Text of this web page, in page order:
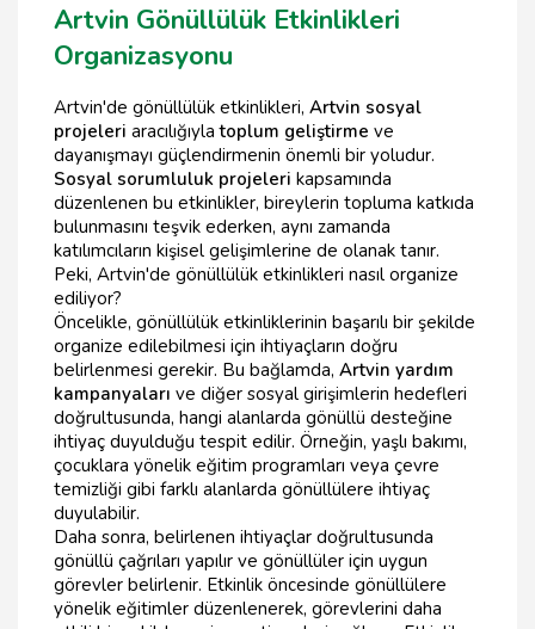
Artvin Gönüllülük Etkinlikleri
Organizasyonu
Artvin'de gönüllülük etkinlikleri, Artvin sosyal
projeleri aracılığıylatoplum geliştirme ve
dayanışmayı güçlendirmenin önemli bir yoludur.
Sosyal sorumluluk projeleri kapsamında
düzenlenen bu etkinlikler, bireylerin topluma katkıda
bulunmasını teşvik ederken, aynı zamanda
katılımcıların kişisel gelişimlerine de olanak tanır.
Peki, Artvin'de gönüllülük etkinlikleri nasıl organize
ediliyor?
Öncelikle, gönüllülük etkinliklerinin başarılı bir şekilde
organize edilebilmesi için ihtiyaçların doğru
belirlenmesi gerekir. Bu bağlamda, Artvin yardım
kampanyaları ve diğer sosyal girişimlerin hedefleri
doğrultusunda, hangi alanlarda gönüllü desteğine
ihtiyaç duyulduğu tespit edilir. Örneğin, yaşlı bakımı,
çocuklara yönelik eğitim programları veya çevre
temizliği gibi farklı alanlarda gönüllülere ihtiyaç
duyulabilir.
Daha sonra, belirlenen ihtiyaçlar doğrultusunda
gönüllü çağrıları yapılır ve gönüllüler için uygun
görevler belirlenir. Etkinlik öncesinde gönüllülere
yönelik eğitimler düzenlenerek, görevlerini daha